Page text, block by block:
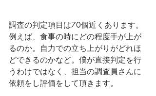
調査の判定項目は70個近くあります。
例えば、食事の時にどの程度手が上が
るのか。自力での立ち上がりがどれほ
どできるのかなど。僕が直接判定を行
うわけではなく、担当の調査員さんに
依頼をし評価をして頂きます。